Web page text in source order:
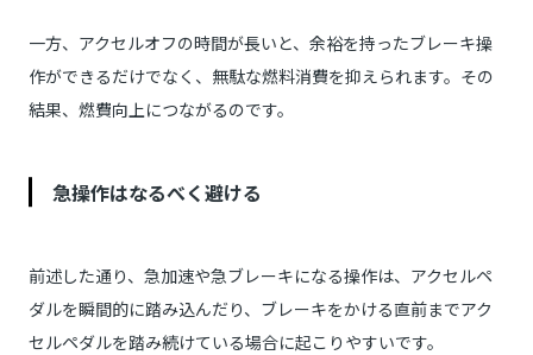
一方、アクセルオフの時間が長いと、余裕を持ったブレーキ操
作ができるだけでなく、無駄な燃料消費を抑えられます。その
結果、燃費向上につながるのです。
急操作はなるべく避ける
前述した通り、急加速や急ブレーキになる操作は、アクセルペ
ダルを瞬間的に踏み込んだり、ブレーキをかける直前までアク
セルペダルを踏み続けている場合に起こりやすいです。